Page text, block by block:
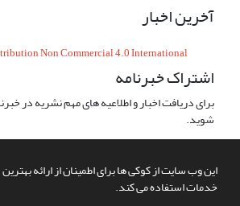
این وب سایت از کوکی ها برای اطمینان از ارائه بهترین
خدمات استفاده می کند.
آخرین اخبار
Non Commercial 4.0 International
اشتراک خبرنامه
برای دریافت اخبار و اطلاعیه های مهم نشریه در
شوید.